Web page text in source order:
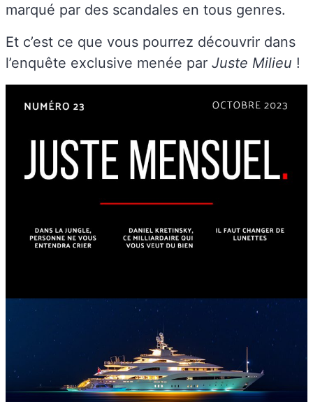
marqué par des scandales en tous genres.
Et c’est ce que vous pourrez découvrir dans
l’enquête exclusive menée par Juste Milieu !